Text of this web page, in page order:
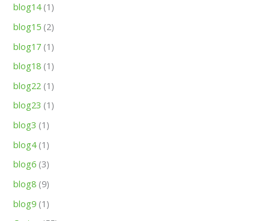
blog14(1)
blog15 (2)
blog17 (1)
blog18 (1)
blog22 (1)
blog23 (1)
blog3 (1)
blog4(1)
blog6 (3)
blog8 (9)
blog9 (1)